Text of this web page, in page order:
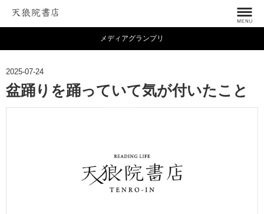
メディアグランプリ
2025-07-24
盆踊りを踊っていて気が付いたこと